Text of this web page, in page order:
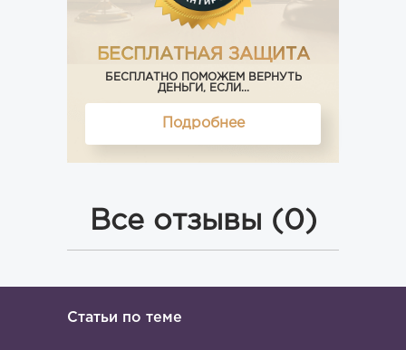
БЕСПЛАТНАЯ ЗАЩИТА
БЕСПЛАТНО ПОМОЖЕМ ВЕРНУТЬ
ДЕНЬГИ, ЕСЛИ...
Подробнее
Все отзывы (0)
Статьи по теме